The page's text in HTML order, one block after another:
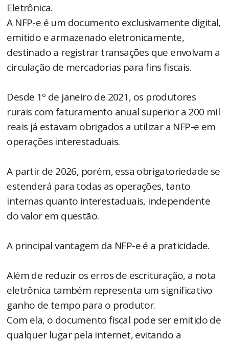
Eletrônica.
A NFP-e é um documento exclusivamente digital,
emitido e armazenado eletronicamente,
destinado a registrar transações que envolvam a
circulação de mercadorias para fins fiscais.
Desde 1º de janeiro de 2021, os produtores
rurais com faturamento anual superior a 200 mil
reais já estavam obrigados a utilizar a NFP-e em
operações interestaduais.
A partir de 2026, porém, essa obrigatoriedade se
estenderá para todas as operações, tanto
internas quanto interestaduais, independente
do valor em questão.
A principal vantagem da NFP-e é a praticidade.
Além de reduzir os erros de escrituração, a nota
eletrônica também representa um significativo
ganho de tempo para o produtor.
Com ela, o documento fiscal pode ser emitido de
qualquer lugar pela internet, evitando a